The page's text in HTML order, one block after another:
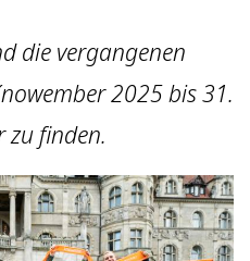
die vergangenen
2025 bis 31.
zu finden.